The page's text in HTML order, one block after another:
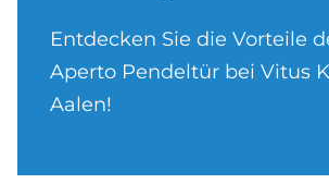
Entdecken Sie die Vorteile
Aperto Pendeltür bei Vitus
Aalen!